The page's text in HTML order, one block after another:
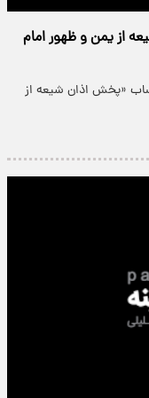
از یمن و ظهور امام
«پخش اذان شیعه از